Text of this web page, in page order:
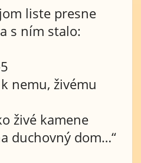
liste presne
s ním stalo:
nemu, živému
živé kamene
duchovný dom…“